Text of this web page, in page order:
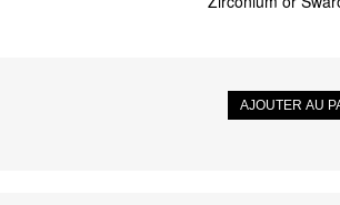
AJOUTER AU